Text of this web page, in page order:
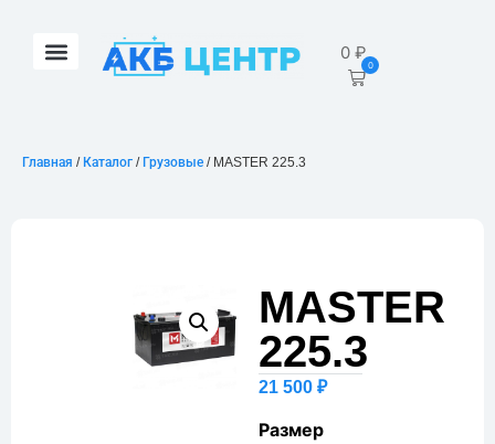
0₽
0
Главная / Каталог / Грузовые / MASTER 225.3
MASTER
225.3
21 500 ₽
Размер